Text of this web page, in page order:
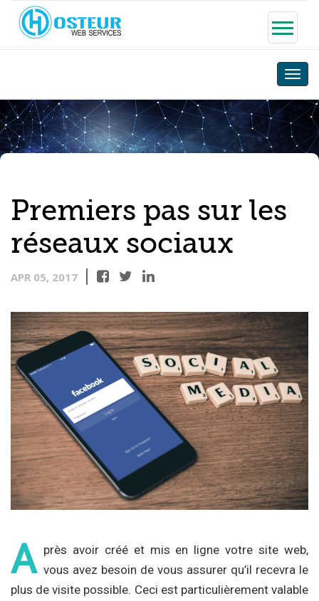
Toggle
Premiers pas sur les
réseaux sociaux
APR 05, 2017
A près avoir créé et mis en ligne votre site web,
vous avez besoin de vous assurer qu’il recevra le
plus de visite possible. Ceci est particulièrement valable